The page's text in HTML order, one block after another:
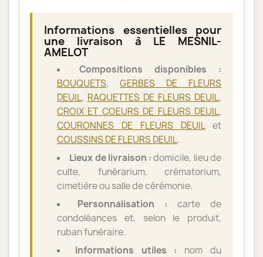
Informations essentielles pour
une livraison à LE MESNIL-
AMELOT
Compositions disponibles :
BOUQUETS, GERBES DE FLEURS
DEUIL, RAQUETTES DE FLEURS DEUIL,
CROIX ET COEURS DE FLEURS DEUIL,
COURONNES DE FLEURS DEUILet
COUSSINS DE FLEURS DEUIL.
Lieux de livraison :domicile, lieu de
culte, funérarium, crématorium,
cimetière ou salle de cérémonie.
Personnalisation : carte de
condoléances et, selon le produit,
ruban funéraire.
Informations utiles : nom du